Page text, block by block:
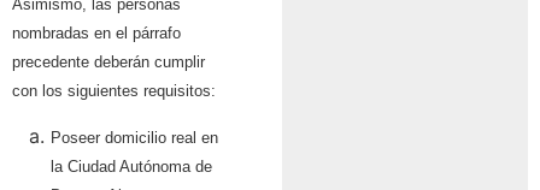
Asimismo, las personas
nombradas en el párrafo
precedente deberán cumplir
con los siguientes requisitos:
Poseer domicilio real en
la Ciudad Autónoma de